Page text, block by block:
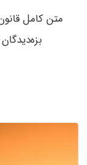
متن کامل